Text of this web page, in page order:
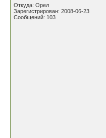
Откуда: Орел
Зарегистрирован: 2008-06-23
Сообщений: 103